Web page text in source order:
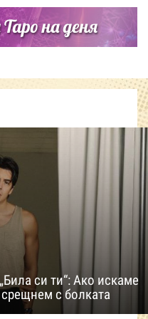
на деня
си ти“: Ако искаме
с болката